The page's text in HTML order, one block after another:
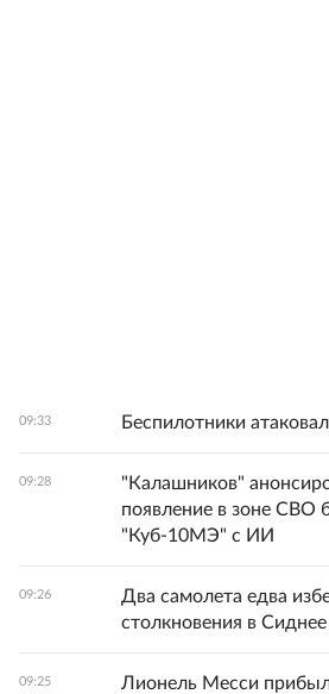
09:33 Беспилотники
09:28
"Калашников"
появление в зоне СВО
"Куб-10МЭ" с ИИ
09:26
Два самолета едва
столкновения в Сиднее
09:25
Лионель Месси